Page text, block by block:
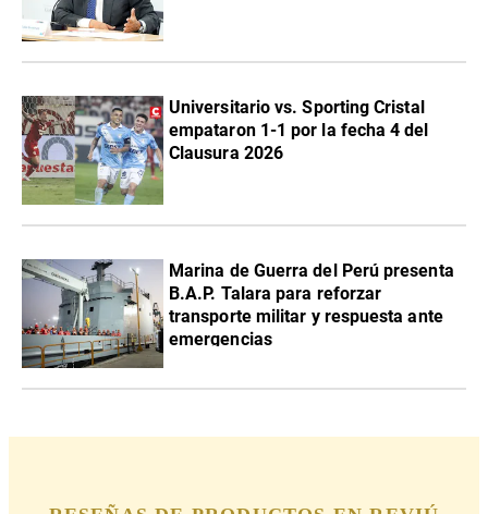
Universitario vs. Sporting Cristal
empataron 1-1 por la fecha 4 del
Clausura 2026
Marina de Guerra del Perú presenta
B.A.P. Talara para reforzar
transporte militar y respuesta ante
emergencias